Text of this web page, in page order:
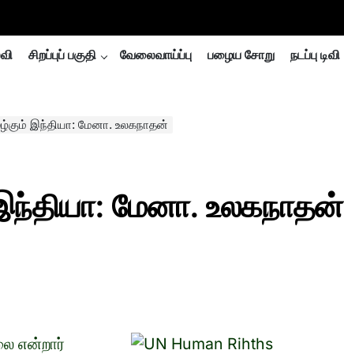
சிறப்புப் பகுதி வேலைவாய்ப்பு பழைய சோறு நடப்பு டிவி
இந்தியா: மேனா. உலகநாதன்
மேனா. உலகநாதன்
என்றார்